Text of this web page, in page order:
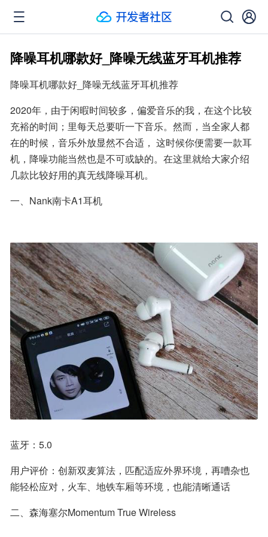
降噪耳机哪款好_降噪无线蓝牙耳机推荐
降噪耳机哪款好_降噪无线蓝牙耳机推荐
2020年，由于闲暇时间较多，偏爱音乐的我，在这个比较
充裕的时间；里每天总要听一下音乐。然而，当全家人都
在的时候，音乐外放显然不合适， 这时候你便需要一款耳
机，降噪功能当然也是不可或缺的。在这里就给大家介绍
几款比较好用的真无线降噪耳机。
一、Nank南卡A1耳机
蓝牙：5.0
用户评价：创新双麦算法，匹配适应外界环境，再嘈杂也
能轻松应对，火车、地铁车厢等环境，也能清晰通话
二、森海塞尔Momentum True Wireless